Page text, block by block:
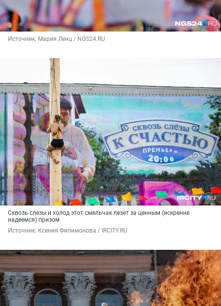
Источник: Мария Ленц / NGS24.RU
Сквозь слезы и холод этот смельчак лезет за ценным (искренне
надеемся) призом
Источник: Ксения Филимонова / IRCITY.RU